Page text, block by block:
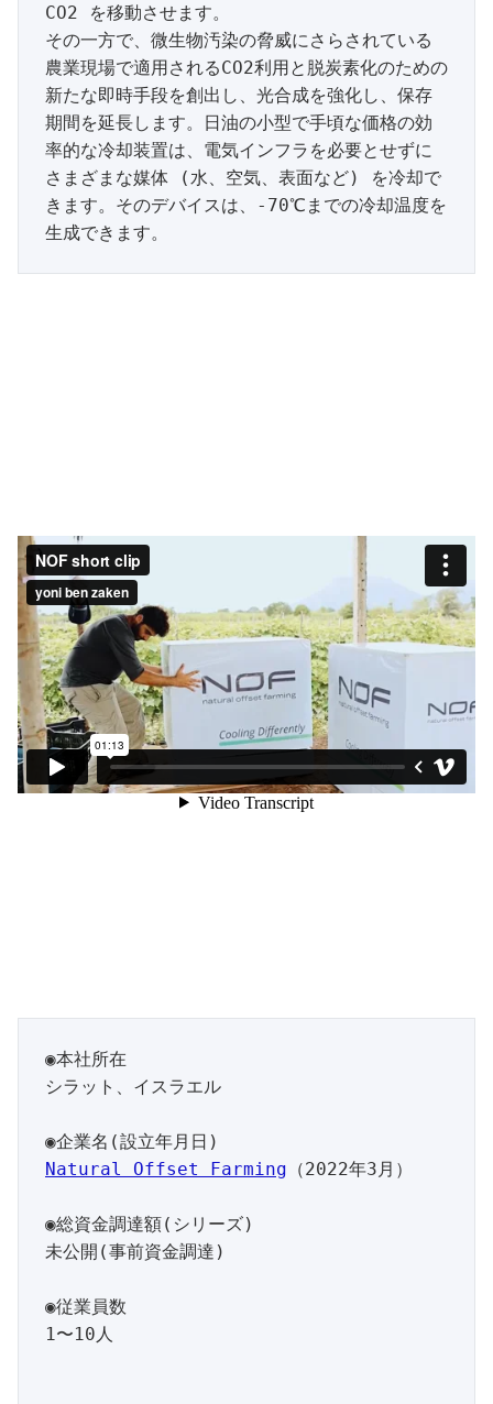
CO2 を移動させます。
その一方で、微生物汚染の脅威にさらされている
農業現場で適用されるCO2利用と脱炭素化のための
新たな即時手段を創出し、光合成を強化し、保存
期間を延長します。日油の小型で手頃な価格の効
率的な冷却装置は、電気インフラを必要とせずに
さまざまな媒体 (水、空気、表面など) を冷却で
きます。そのデバイスは、-70℃までの冷却温度を
生成できます。
◉本社所在
シラット、イスラエル
Natural Offset Farming （2022年3月）
◉総資金調達額(シリーズ)
未公開(事前資金調達)
◉従業員数
1〜10人